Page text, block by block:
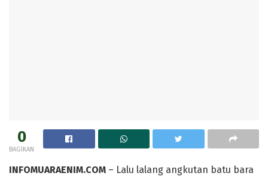
0
BAGIKAN
INFOMUARAENIM.COM – Lalu lalang angkutan batu bara